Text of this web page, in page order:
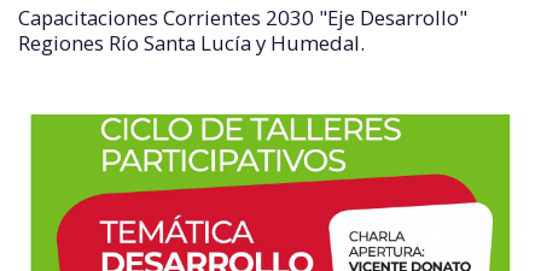
Capacitaciones Corrientes 2030 "Eje Desarrollo"
Regiones Río Santa Lucía y Humedal.